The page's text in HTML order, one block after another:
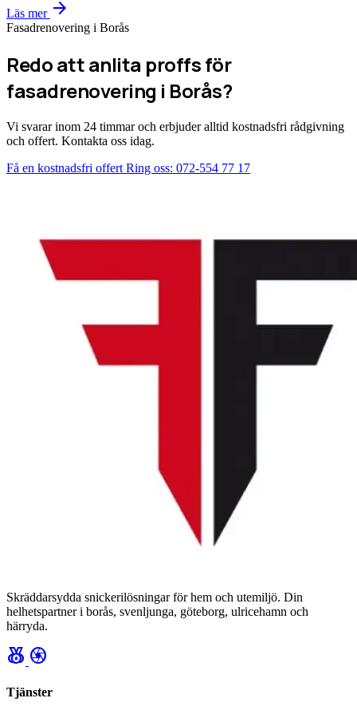
Läs mer arrow_forward
Fasadrenovering i Borås
Redo att anlita proffs för
fasadrenovering i Borås?
Vi svarar inom 24 timmar och erbjuder alltid kostnadsfri rådgivning
och offert. Kontakta oss idag.
Få en kostnadsfri offert Ring oss: 072-554 77 17
Skräddarsydda snickerilösningar för hem och utemiljö. Din
helhetspartner i borås, svenljunga, göteborg, ulricehamn och
härryda.
social_leaderboard camera
Tjänster